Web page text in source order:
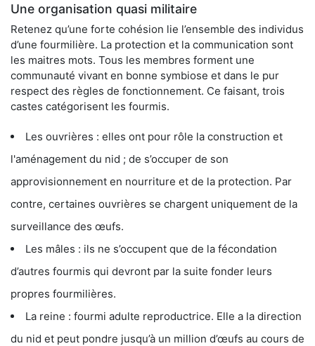
Une organisation quasi militaire
Retenez qu’une forte cohésion lie l’ensemble des individus
d’une fourmilière. La protection et la communication sont
les maitres mots. Tous les membres forment une
communauté vivant en bonne symbiose et dans le pur
respect des règles de fonctionnement. Ce faisant, trois
castes catégorisent les fourmis.
Les ouvrières : elles ont pour rôle la construction et
l'aménagement du nid ; de s’occuper de son
approvisionnement en nourriture et de la protection. Par
contre, certaines ouvrières se chargent uniquement de la
surveillance des œufs.
Les mâles : ils ne s’occupent que de la fécondation
d’autres fourmis qui devront par la suite fonder leurs
propres fourmilières.
La reine : fourmi adulte reproductrice. Elle a la direction
du nid et peut pondre jusqu’à un million d’œufs au cours de